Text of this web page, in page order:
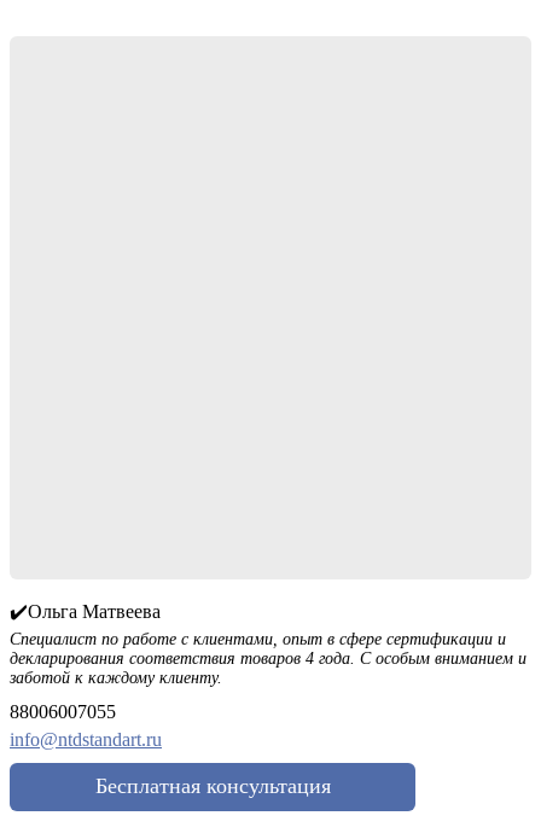
✔️Ольга Матвеева
Специалист по работе с клиентами, опыт в сфере сертификации и
декларирования соответствия товаров 4 года. С особым вниманием и
заботой к каждому клиенту.
88006007055
info@ntdstandart.ru
Бесплатная консультация